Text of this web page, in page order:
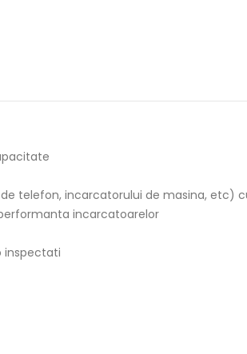
telefon, incarcatorului de masina, etc)
incarcatoarelor
inspectati